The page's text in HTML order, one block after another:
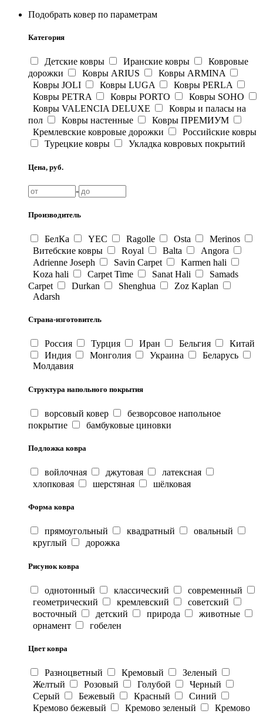
Подобрать ковер по параметрам
Категория
Детские ковры Иранские ковры
Ковровые
дорожки
Ковры ARIUS
Ковры ARMINA
Ковры JOLI
Ковры LUGA
Ковры PERLA
Ковры PETRA
Ковры PORTO
Ковры SOHO
Ковры VALENCIA DELUXE
Ковры и паласы на
пол
Ковры настенные
Ковры ПРЕМИУМ
Кремлевские ковровые дорожки
Российские ковры
Турецкие ковры
Укладка ковровых покрытий
Цена, руб.
-
Производитель
БелКа YEC Ragolle Osta
Merinos
Витебские ковры
Royal Balta
Angora
Adrienne Joseph
Savin Carpet
Karmen hali
Koza hali
Carpet Time Sanat Hali
Samads
Carpet
Durkan Shenghua
Zoz Kaplan
Adarsh
Страна-изготовитель
Россия Турция Иран Бельгия
Китай
Индия
Монголия Украина
Беларусь
Молдавия
Структура напольного покрытия
ворсовый ковер
безворсовое напольное
покрытие
бамбуковые циновки
Подложка ковра
войлочная джутовая
латексная
хлопковая
шерстяная шёлковая
Форма ковра
прямоугольный квадратный
овальный
круглый
дорожка
Рисунок ковра
однотонный классический
современный
геометрический
кремлевский
советский
восточный
детский природа
животные
орнамент
гобелен
Цвет ковра
Разноцветный Кремовый
Зеленый
Желтый
Розовый Голубой
Черный
Серый
Бежевый Красный
Синий
Кремово бежевый
Кремово зеленый
Кремово